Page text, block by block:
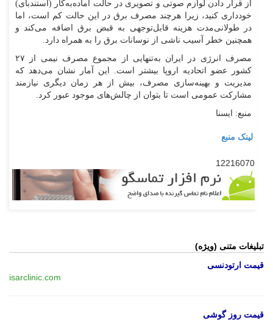
از قرار دادن لوازم صوتی و تصویری در حالت آماده‌به‌کار (استندبای)
خودداری کنید، زیرا هرچند مصرف برق در این حالت کم است، اما
در طولانی‌مدت هزینه قابل‌توجهی به قبض برق اضافه می‌کند و
همچنین خطر آسیب ناشی از نوسانات برق را به همراه دارد.
مصرف انرژی در ایران به‌تنهایی از مجموع مصرف نیمی از ۲۷
کشور عضو اتحادیه اروپا بیشتر است. این آمار نشان می‌دهد که
مدیریت و بهینه‌سازی مصرف، بیش از هر زمان دیگری نیازمند
مشارکت عمومی است تا بتوان از چالش‌های موجود عبور کرد.
منبع: ایسنا
لینک منبع
12216070
تبلیغات متنی (ویژه)
قیمت ارتودنسی
isarclinic.com
قیمت روز گوشی